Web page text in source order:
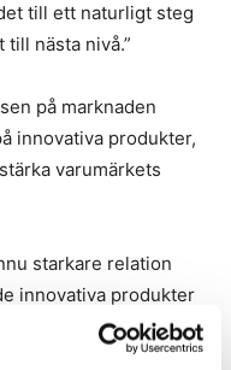
till ett naturligt steg
nästa nivå.”
på marknaden
innovativa produkter,
varumärkets
starkare relation
innovativa produkter
varumärket. Vi planerar
och inspirerande